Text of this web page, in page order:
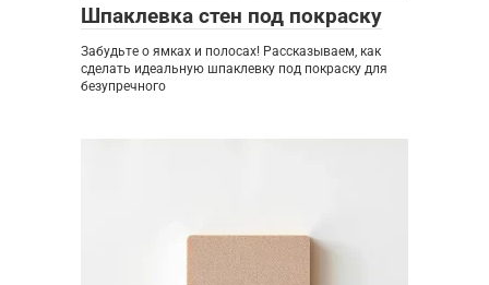
Шпаклевка стен под покраску
Забудьте о ямках и полосах! Рассказываем, как
сделать идеальную шпаклевку под покраску для
безупречного